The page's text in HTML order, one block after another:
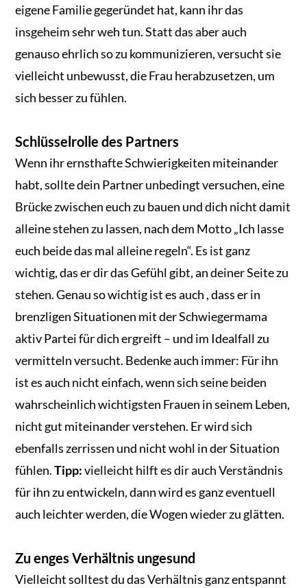
eigene Familie gegeründet hat, kann ihr das
insgeheim sehr weh tun. Statt das aber auch
genauso ehrlich so zu kommunizieren, versucht sie
vielleicht unbewusst, die Frau herabzusetzen, um
sich besser zu fühlen.
Schlüsselrolle des Partners
Wenn ihr ernsthafte Schwierigkeiten miteinander
habt, sollte dein Partner unbedingt versuchen, eine
Brücke zwischen euch zu bauen und dich nicht damit
alleine stehen zu lassen, nach dem Motto „Ich lasse
euch beide das mal alleine regeln“. Es ist ganz
wichtig, das er dir das Gefühl gibt, an deiner Seite zu
stehen. Genau so wichtig ist es auch , dass er in
brenzligen Situationen mit der Schwiegermama
aktiv Partei für dich ergreift – und im Idealfall zu
vermitteln versucht. Bedenke auch immer: Für ihn
ist es auch nicht einfach, wenn sich seine beiden
wahrscheinlich wichtigsten Frauen in seinem Leben,
nicht gut miteinander verstehen. Er wird sich
ebenfalls zerrissen und nicht wohl in der Situation
fühlen.Tipp:vielleicht hilft es dir auch Verständnis
für ihn zu entwickeln, dann wird es ganz eventuell
auch leichter werden, die Wogen wieder zu glätten.
Zu enges Verhältnis ungesund
Vielleicht solltest du das Verhältnis ganz entspannt